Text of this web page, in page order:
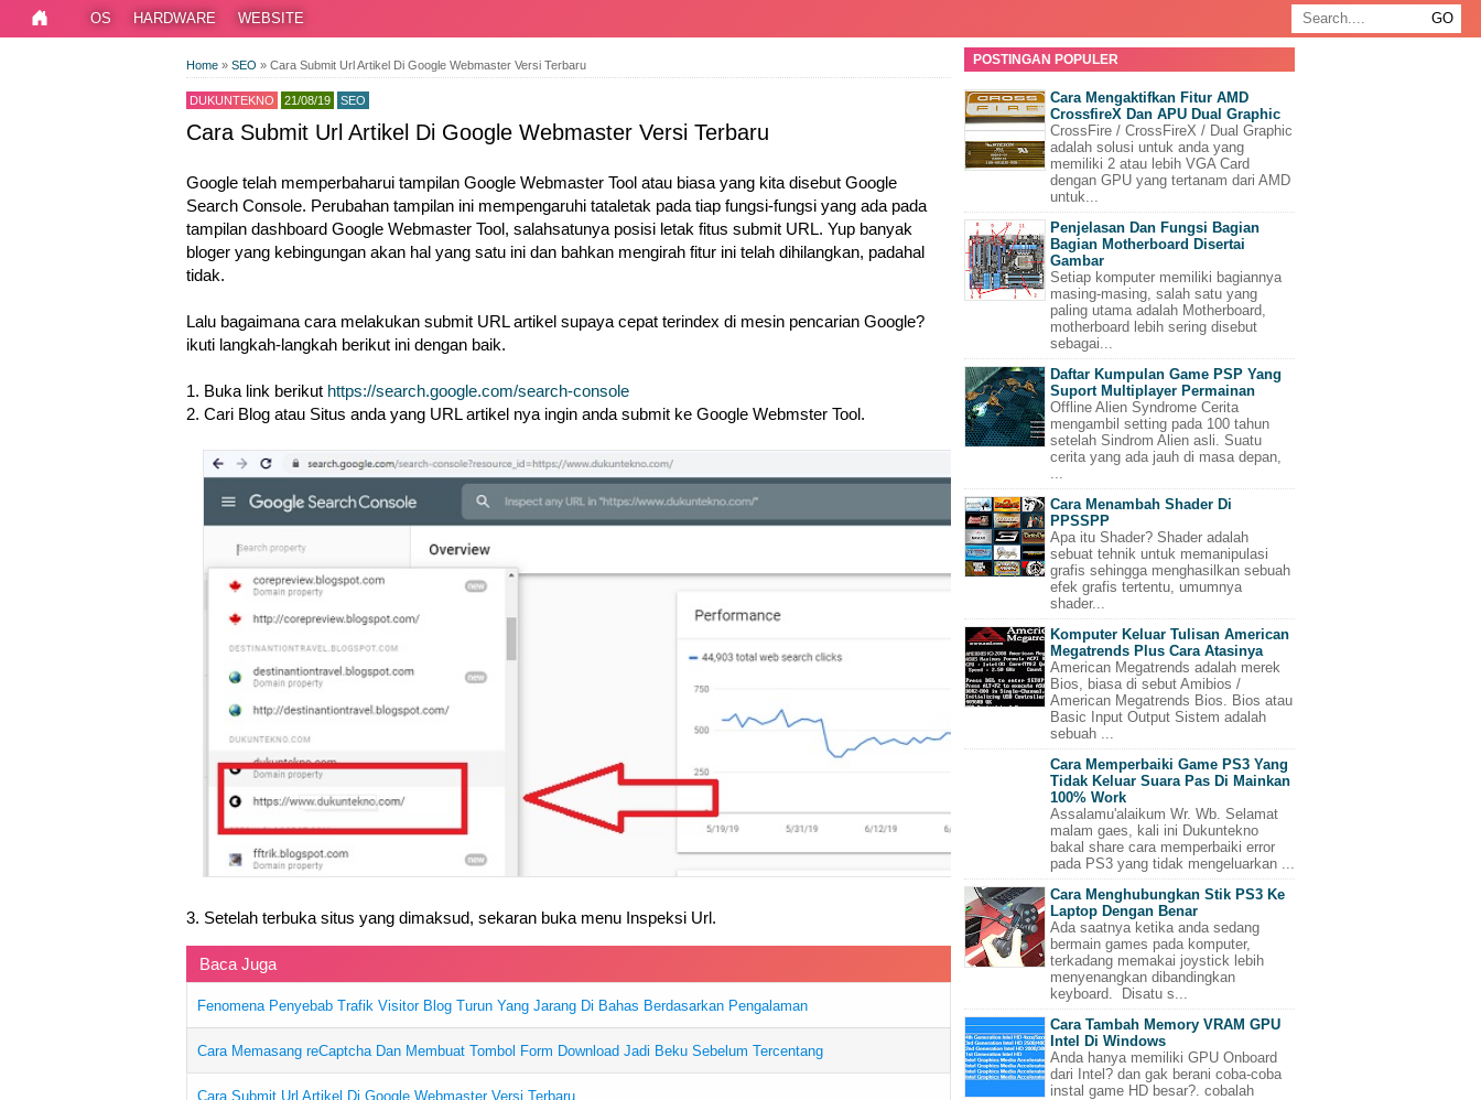
OS HARDWARE WEBSITE
Home » SEO » Cara Submit Url Artikel Di Google Webmaster Versi Terbaru
DUKUNTEKNO 21/08/19 SEO
Cara Submit Url Artikel Di Google Webmaster Versi Terbaru
Google telah memperbaharui tampilan Google Webmaster Tool atau biasa yang kita disebut Google
Search Console. Perubahan tampilan ini mempengaruhi tataletak pada tiap fungsi-fungsi yang ada pada
tampilan dashboard Google Webmaster Tool, salahsatunya posisi letak fitus submit URL. Yup banyak
bloger yang kebingungan akan hal yang satu ini dan bahkan mengirah fitur ini telah dihilangkan, padahal
tidak.
Lalu bagaimana cara melakukan submit URL artikel supaya cepat terindex di mesin pencarian Google?
ikuti langkah-langkah berikut ini dengan baik.
1. Buka link berikut https://search.google.com/search-console
2. Cari Blog atau Situs anda yang URL artikel nya ingin anda submit ke Google Webmster Tool.
3. Setelah terbuka situs yang dimaksud, sekaran buka menu Inspeksi Url.
Baca Juga
Fenomena Penyebab Trafik Visitor Blog Turun Yang Jarang Di Bahas Berdasarkan Pengalaman
Cara Memasang reCaptcha Dan Membuat Tombol Form Download Jadi Beku Sebelum Tercentang
Cara Submit Url Artikel Di Google Webmaster Versi Terbaru
POSTINGAN POPULER
Cara Mengaktifkan Fitur AMD
CrossfireX Dan APU Dual Graphic
CrossFire / CrossFireX / Dual Graphic
adalah solusi untuk anda yang
memiliki 2 atau lebih VGA Card
dengan GPU yang tertanam dari AMD
untuk...
Penjelasan Dan Fungsi Bagian
Bagian Motherboard Disertai
Gambar
Setiap komputer memiliki bagiannya
masing-masing, salah satu yang
paling utama adalah Motherboard,
motherboard lebih sering disebut
sebagai...
Daftar Kumpulan Game PSP Yang
Suport Multiplayer Permainan
Offline Alien Syndrome Cerita
mengambil setting pada 100 tahun
setelah Sindrom Alien asli. Suatu
cerita yang ada jauh di masa depan,
...
Cara Menambah Shader Di
PPSSPP
Apa itu Shader? Shader adalah
sebuat tehnik untuk memanipulasi
grafis sehingga menghasilkan sebuah
efek grafis tertentu, umumnya
shader...
Komputer Keluar Tulisan American
Megatrends Plus Cara Atasinya
American Megatrends adalah merek
Bios, biasa di sebut Amibios /
American Megatrends Bios. Bios atau
Basic Input Output Sistem adalah
sebuah ...
Cara Memperbaiki Game PS3 Yang
Tidak Keluar Suara Pas Di Mainkan
100% Work
Assalamu'alaikum Wr. Wb. Selamat
malam gaes, kali ini Dukuntekno
bakal share cara memperbaiki error
pada PS3 yang tidak mengeluarkan ...
Cara Menghubungkan Stik PS3 Ke
Laptop Dengan Benar
Ada saatnya ketika anda sedang
bermain games pada komputer,
terkadang memakai joystick lebih
menyenangkan dibandingkan
keyboard. Disatu s...
Cara Tambah Memory VRAM GPU
Intel Di Windows
Anda hanya memiliki GPU Onboard
dari Intel? dan gak berani coba-coba
instal game HD besar?. cobalah